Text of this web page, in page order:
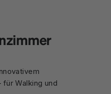
Walking und